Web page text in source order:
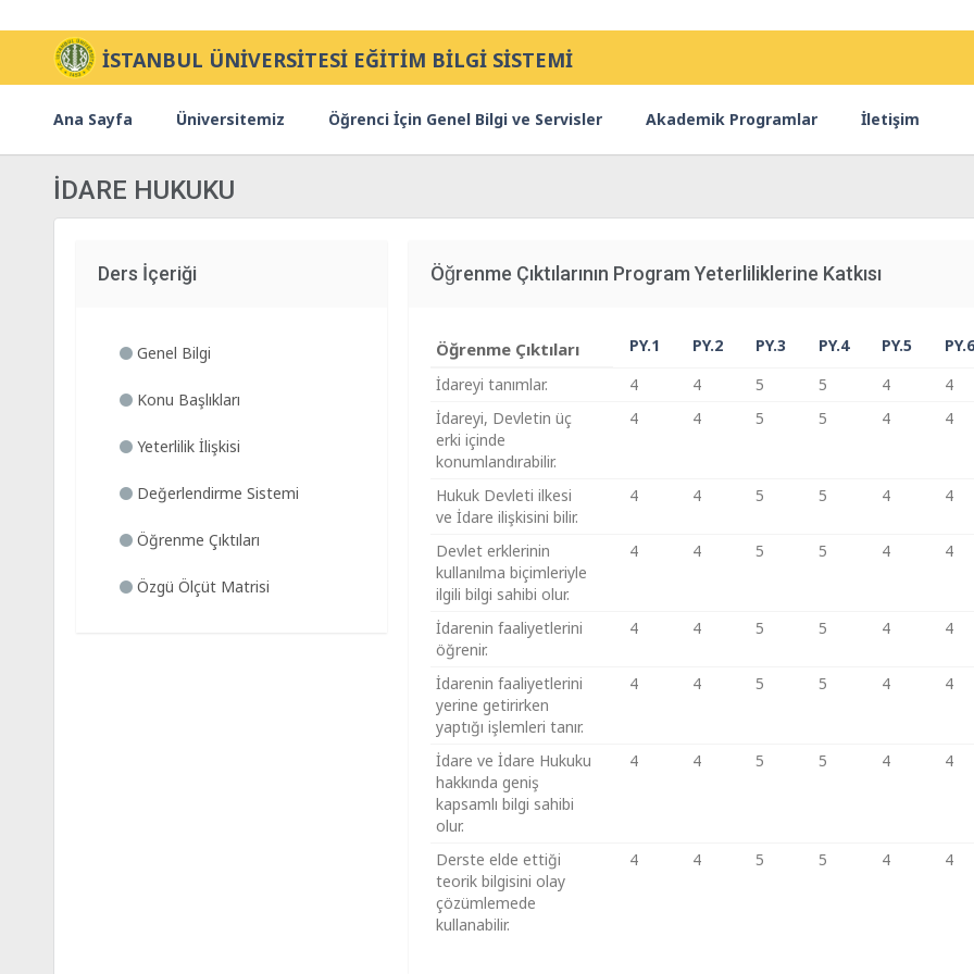
İSTANBUL ÜNİVERSİTESİ EĞİTİM BİLGİ SİSTEMİ
Ana Sayfa Üniversitemiz Öğrenci İçin Genel Bilgi ve Servisler Akademik Programlar İletişim
İDARE HUKUKU
Ders İçeriği
Genel Bilgi
Konu Başlıkları
Yeterlilik İlişkisi
Değerlendirme Sistemi
Öğrenme Çıktıları
Özgü Ölçüt Matrisi
Öğrenme Çıktılarının Program Yeterliliklerine Katkısı
Öğrenme Çıktıları PY.1 PY.2 PY.3 PY.4 PY.5 PY.6
İdareyi tanımlar.
4 4 5 5 4 4
İdareyi, Devletin üç
erki içinde
konumlandırabilir.
4 4 5 5 4 4
Hukuk Devleti ilkesi
ve İdare ilişkisini bilir.
4 4 5 5 4 4
Devlet erklerinin
kullanılma biçimleriyle
ilgili bilgi sahibi olur.
4 4 5 5 4 4
İdarenin faaliyetlerini
öğrenir.
4 4 5 5 4 4
İdarenin faaliyetlerini
yerine getirirken
yaptığı işlemleri tanır.
4 4 5 5 4 4
İdare ve İdare Hukuku
hakkında geniş
kapsamlı bilgi sahibi
olur.
4 4 5 5 4 4
Derste elde ettiği
teorik bilgisini olay
çözümlemede
kullanabilir.
4 4 5 5 4 4